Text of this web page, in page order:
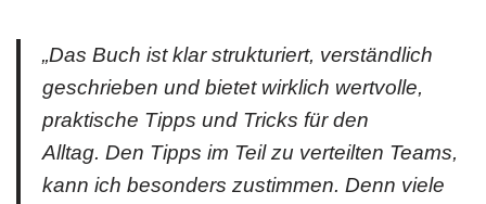
„Das Buch ist klar strukturiert, verständlich
geschrieben und bietet wirklich wertvolle,
praktische Tipps und Tricks für den
Alltag. Den Tipps im Teil zu verteilten Teams,
kann ich besonders zustimmen. Denn viele